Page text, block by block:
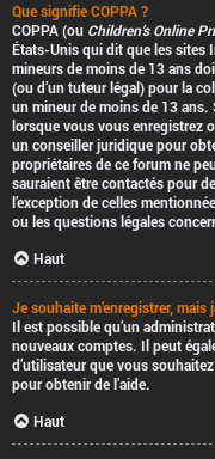
Que signifie COPPA ?
COPPA (ou Children’s Online
États-Unis qui dit que les sites
mineurs de moins de 13 ans
(ou d’un tuteur légal) pour la
un mineur de moins de 13 ans.
lorsque vous vous enregistrez
un conseiller juridique pour
propriétaires de ce forum ne
sauraient être contactés pour
l’exception de celles
ou les questions légales
Haut
Je souhaite m’enregistrer, mais
Il est possible qu’un
nouveaux comptes. Il peut
d’utilisateur que vous
pour obtenir de l’aide.
Haut